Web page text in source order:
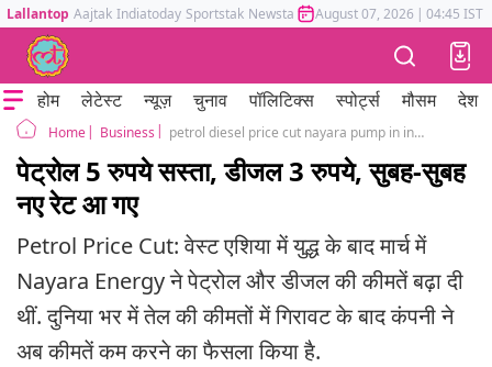
Lallantop Aajtak Indiatoday Sportstak Newstak Mumbai Tak Astrotak
August 07, 2026 | 04:45 IST
होम लेटेस्ट न्यूज़ चुनाव पॉलिटिक्स स्पोर्ट्स मौसम देश
Home Business petrol diesel price cut nayara pump in india oil new rates
पेट्रोल 5 रुपये सस्ता, डीजल 3 रुपये, सुबह-सुबह
नए रेट आ गए
Petrol Price Cut: वेस्ट एशिया में युद्ध के बाद मार्च में
Nayara Energy ने पेट्रोल और डीजल की कीमतें बढ़ा दी
थीं. दुनिया भर में तेल की कीमतों में गिरावट के बाद कंपनी ने
अब कीमतें कम करने का फैसला किया है.